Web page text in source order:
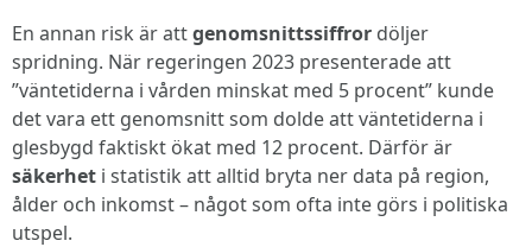
En annan risk är attgenomsnittssiffror döljer
spridning. När regeringen 2023 presenterade att
”väntetiderna i vården minskat med 5 procent” kunde
det vara ett genomsnitt som dolde att väntetiderna i
glesbygd faktiskt ökat med 12 procent. Därför är
säkerhet i statistik att alltid bryta ner data på region,
ålder och inkomst – något som ofta inte görs i politiska
utspel.